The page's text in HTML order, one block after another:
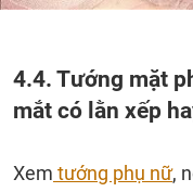
4.4. Tướng mặt
mắt có lằn xếp
Xem tướng phụ nữ,